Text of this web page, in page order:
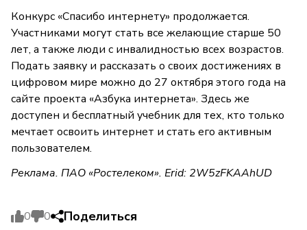
Конкурс «Спасибо интернету» продолжается.
Участниками могут стать все желающие старше 50
лет, а также люди с инвалидностью всех возрастов.
Подать заявку и рассказать о своих достижениях в
цифровом мире можно до 27 октября этого года на
сайте проекта «Азбука интернета». Здесь же
доступен и бесплатный учебник для тех, кто только
мечтает освоить интернет и стать его активным
пользователем.
Реклама. ПАО «Ростелеком». Erid: 2W5zFKAAhUD
0 0 Поделиться